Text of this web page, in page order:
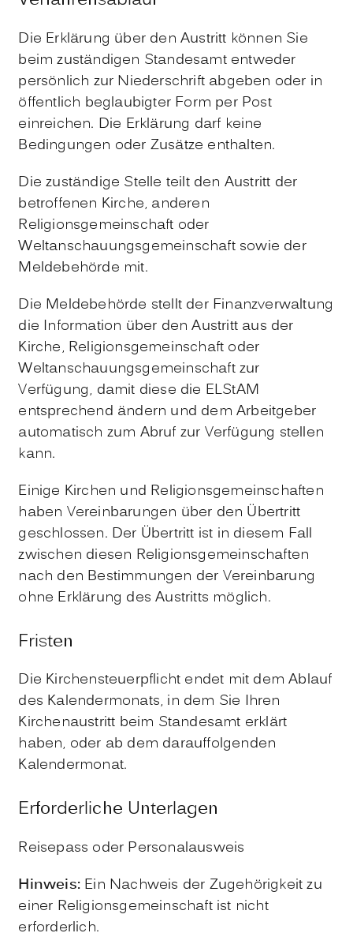
Die Erklärung über den Austritt können Sie
beim zuständigen Standesamt entweder
persönlich zur Niederschrift abgeben oder in
öffentlich beglaubigter Form per Post
einreichen. Die Erklärung darf keine
Bedingungen oder Zusätze enthalten.
Die zuständige Stelle teilt den Austritt der
betroffenen Kirche, anderen
Religionsgemeinschaft oder
Weltanschauungsgemeinschaft sowie der
Meldebehörde mit.
Die Meldebehörde stellt der Finanzverwaltung
die Information über den Austritt aus der
Kirche, Religionsgemeinschaft oder
Weltanschauungsgemeinschaft zur
Verfügung, damit diese die ELStAM
entsprechend ändern und dem Arbeitgeber
automatisch zum Abruf zur Verfügung stellen
kann.
Einige Kirchen und Religionsgemeinschaften
haben Vereinbarungen über den Übertritt
geschlossen. Der Übertritt ist in diesem Fall
zwischen diesen Religionsgemeinschaften
nach den Bestimmungen der Vereinbarung
ohne Erklärung des Austritts möglich.
Fristen
Die Kirchensteuerpflicht endet mit dem Ablauf
des Kalendermonats, in dem Sie Ihren
Kirchenaustritt beim Standesamt erklärt
haben, oder ab dem darauffolgenden
Kalendermonat.
Erforderliche Unterlagen
Reisepass oder Personalausweis
Hinweis: Ein Nachweis der Zugehörigkeit zu
einer Religionsgemeinschaft ist nicht
erforderlich.